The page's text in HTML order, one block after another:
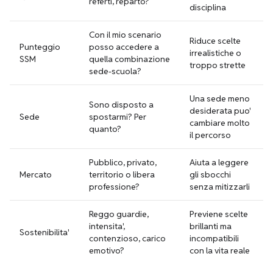
disciplina
Punteggio
SSM
Con il mio scenario
posso accedere a
quella combinazione
sede-scuola?
Riduce scelte
irrealistiche o
troppo strette
Sede
Sono disposto a
spostarmi? Per
quanto?
Una sede meno
desiderata puo'
cambiare molto
il percorso
Mercato
Pubblico, privato,
territorio o libera
professione?
Aiuta a leggere
gli sbocchi
senza mitizzarli
Sostenibilita'
Reggo guardie,
intensita',
contenzioso, carico
emotivo?
Previene scelte
brillanti ma
incompatibili
con la vita reale